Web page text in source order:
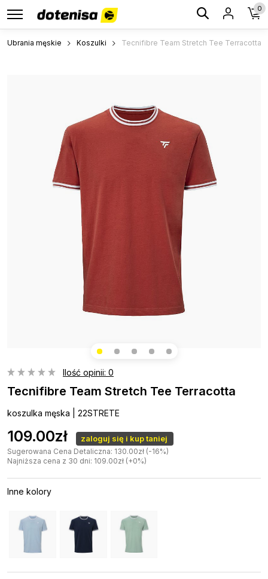
0
Ubrania męskie Koszulki Tecnifibre Team Stretch Tee Terracotta
Ilość opinii: 0
Tecnifibre Team Stretch Tee Terracotta
koszulka męska | 22STRETE
109.00zł zaloguj się i kup taniej
Sugerowana Cena Detaliczna: 130.00zł (-16%)
Najniższa cena z 30 dni: 109.00zł (+0%)
Inne kolory